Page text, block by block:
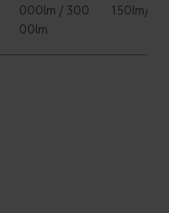
000lm / 300
00lm
150lm/W